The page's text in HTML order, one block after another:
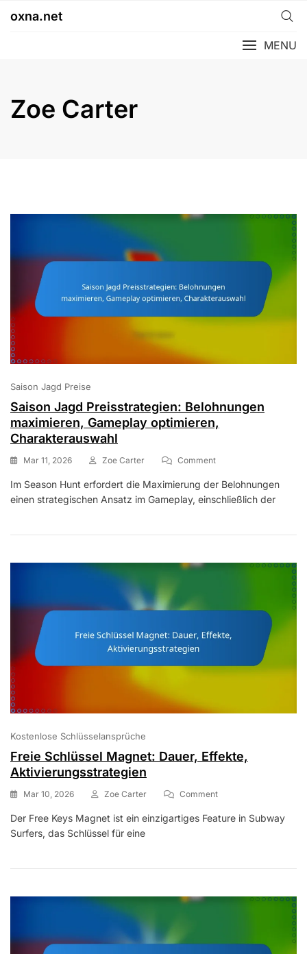
oxna.net
MENU
Zoe Carter
Saison Jagd Preise
Saison Jagd Preisstrategien: Belohnungen
maximieren, Gameplay optimieren,
Charakterauswahl
Mar 11, 2026 Zoe Carter CommentOn
Jagd
Preisstrategien:
Gameplay
Charakterauswahl
Im Season Hunt erfordert die Maximierung der Belohnungen
einen strategischen Ansatz im Gameplay, einschließlich der
Kostenlose Schlüsselansprüche
Freie Schlüssel Magnet: Dauer, Effekte,
Aktivierungsstrategien
Mar 10, 2026 Zoe Carter CommentOn
Schlüssel
Aktivierungsstrategien
Der Free Keys Magnet ist ein einzigartiges Feature in Subway
Surfers, das Schlüssel für eine